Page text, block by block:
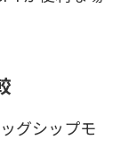
グシップモ